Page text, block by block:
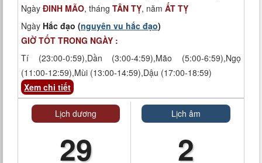
Ngày ĐINH MÃO, tháng TÂN TỴ, năm ẤT TỴ
Ngày Hắc đạo (nguyên vu hắc đạo)
GIỜ TỐT TRONG NGÀY :
Tí (23:00-0:59),Dần (3:00-4:59),Mão (5:00-6:59),Ngọ
(11:00-12:59),Mùi (13:00-14:59),Dậu (17:00-18:59)
Xem chi tiết
Lịch dương
29
Lịch âm
2